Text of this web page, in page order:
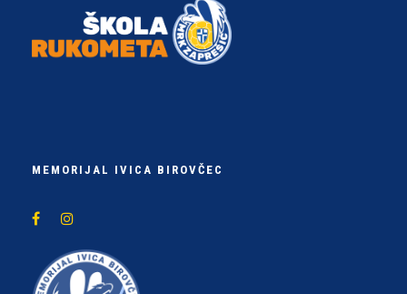
MEMORIJAL IVICA BIROVČEC